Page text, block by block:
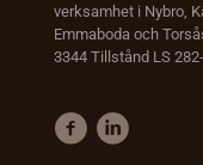
verksamhet i Nybro,
Emmaboda och
3344 Tillstånd LS